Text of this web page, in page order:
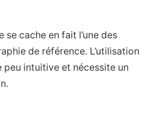
se cache en fait l’une des
de référence. L’utilisation
peu intuitive et nécessite un